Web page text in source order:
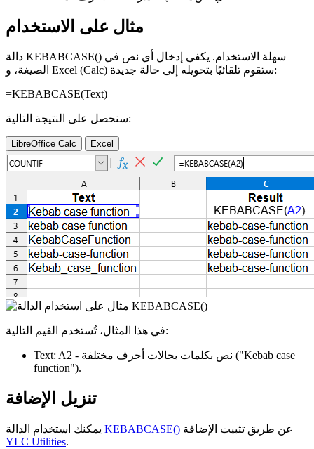
مثال على الاستخدام
دالة KEBABCASE() سهلة الاستخدام. يكفي إدخال أي نص في
الصيغة، و Excel (Calc) ستقوم تلقائيًا بتحويله إلى حالة جديدة:
=KEBABCASE(Text)
سنحصل على النتيجة التالية:
LibreOffice Calc Excel
في هذا المثال، تُستخدم القيم التالية:
Text: A2
("Kebab case
function").
تنزيل الإضافة
KEBABCASE() عن طريق تثبيت الإضافة
YLC Utilities.